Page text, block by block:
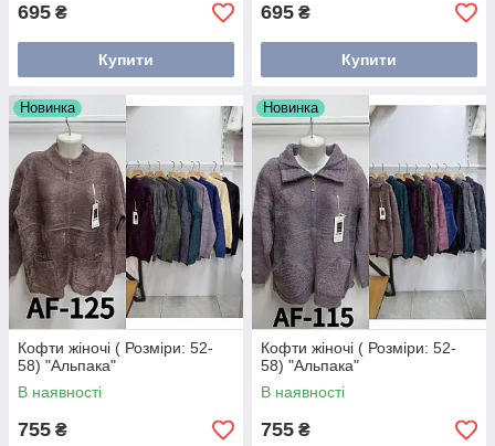
695 ₴
Купити
695 ₴
Купити
Новинка
Кофти жіночі ( Розміри: 52-
58) "Альпака"
В наявності
755 ₴
Новинка
Кофти жіночі ( Розміри: 52-
58) "Альпака"
В наявності
755 ₴